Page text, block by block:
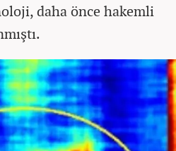
daha önce hakemli